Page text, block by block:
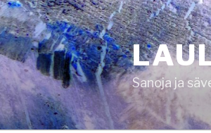
Siirry
sisältöön
Sanoja ja